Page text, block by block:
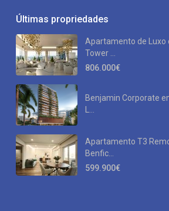
Últimas propriedades
Apartamento de Luxo
Tower ...
806.000€
Benjamin Corporate
L...
Apartamento T3
Benfic...
599.900€